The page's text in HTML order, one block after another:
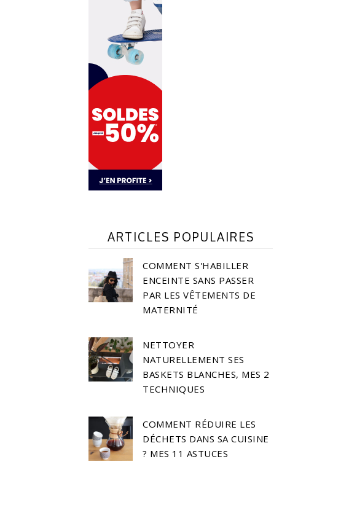
ARTICLES POPULAIRES
COMMENT S'HABILLER
ENCEINTE SANS PASSER
PAR LES VÊTEMENTS DE
MATERNITÉ
NETTOYER
NATURELLEMENT SES
BASKETS BLANCHES, MES 2
TECHNIQUES
COMMENT RÉDUIRE LES
DÉCHETS DANS SA CUISINE
? MES 11 ASTUCES